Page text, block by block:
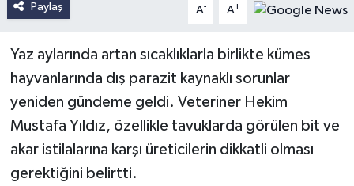
Paylaş A- A+
Yaz aylarında artan sıcaklıklarla birlikte kümes
hayvanlarında dış parazit kaynaklı sorunlar
yeniden gündeme geldi. Veteriner Hekim
Mustafa Yıldız, özellikle tavuklarda görülen bit ve
akar istilalarına karşı üreticilerin dikkatli olması
gerektiğini belirtti.